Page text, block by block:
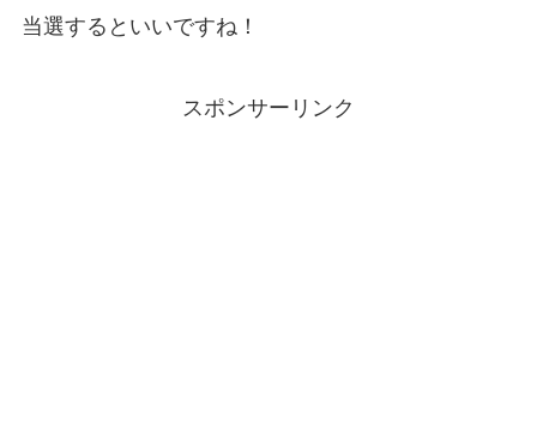
当選するといいですね！
スポンサーリンク